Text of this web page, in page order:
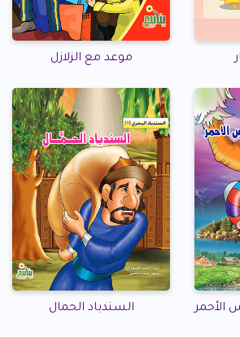
موعد مع الزلازل
الأحمر السندباد الحمال